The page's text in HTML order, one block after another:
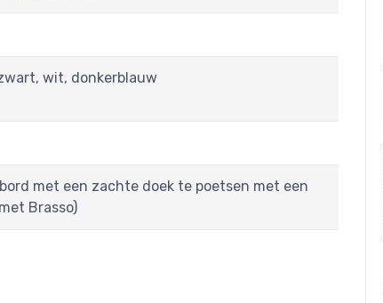
wit, donkerblauw
met een zachte doek te poetsen met een
Brasso)